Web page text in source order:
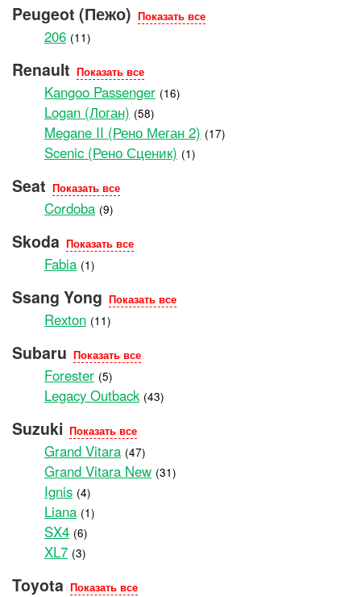
Peugeot (Пежо) Показать все
206 (11)
Renault Показать все
Kangoo Passenger (16)
Logan (Логан) (58)
Megane II (Рено Меган 2) (17)
Scenic (Рено Сценик) (1)
Seat Показать все
Cordoba (9)
Skoda Показать все
Fabia (1)
Ssang Yong Показать все
Rexton (11)
Subaru Показать все
Forester (5)
Legacy Outback (43)
Suzuki Показать все
Grand Vitara (47)
Grand Vitara New (31)
Ignis (4)
Liana (1)
SX4 (6)
XL7 (3)
Toyota Показать все